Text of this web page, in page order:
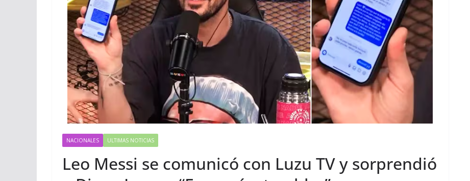
NACIONALES ULTIMAS NOTICIAS
Leo Messi se comunicó con Luzu TV y sorprendió